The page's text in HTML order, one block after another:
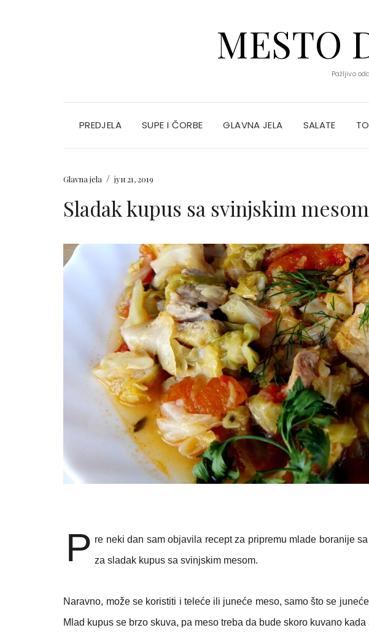
MESTO
Pažljivo
PREDJELA SUPE I ČORBE GLAVNA JELA SALATE
Glavna jela / јун 21, 2019
Sladak kupus sa svinjskim mesom
P re neki dan sam objavila recept za pripremu mlade boranije
za sladak kupus sa svinjskim mesom.
Naravno, može se koristiti i teleće ili juneće meso, samo što se
Mlad kupus se brzo skuva, pa meso treba da bude skoro kuvano kada